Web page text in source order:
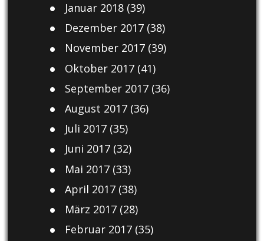
Januar 2018(39)
Dezember 2017(38)
November 2017(39)
Oktober 2017(41)
September 2017(36)
August 2017(36)
Juli 2017(35)
Juni 2017(32)
Mai 2017(33)
April 2017(38)
März 2017(28)
Februar 2017(35)